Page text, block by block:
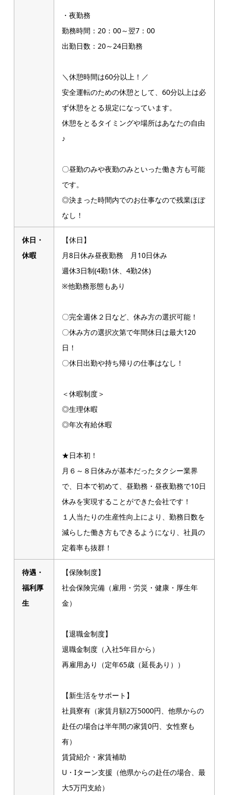
・夜勤務
勤務時間：20：00～翌7：00
出勤日数：20～24日勤務
＼休憩時間は60分以上！／
安全運転のための休憩として、60分以上は必
ず休憩をとる規定になっています。
休憩をとるタイミングや場所はあなたの自由
♪
〇昼勤のみや夜勤のみといった働き方も可能
です。
◎決まった時間内でのお仕事なので残業ほぼ
なし！
休日・
休暇
【休日】
月8日休み昼夜勤務 月10日休み
週休3日制(4勤1休、4勤2休)
※他勤務形態もあり
〇完全週休２日など、休み方の選択可能！
〇休み方の選択次第で年間休日は最大120
日！
〇休日出勤や持ち帰りの仕事はなし！
＜休暇制度＞
◎生理休暇
◎年次有給休暇
★日本初！
月６～８日休みが基本だったタクシー業界
で、日本で初めて、昼勤務・昼夜勤務で10日
休みを実現することができた会社です！
１人当たりの生産性向上により、勤務日数を
減らした働き方もできるようになり、社員の
定着率も抜群！
待遇・
福利厚
生
【保険制度】
社会保険完備（雇用・労災・健康・厚生年
金）
【退職金制度】
退職金制度（入社5年目から）
再雇用あり（定年65歳（延長あり））
【新生活をサポート】
社員寮有（家賃月額2万5000円、他県からの
赴任の場合は半年間の家賃0円、女性寮も
有）
賃貸紹介・家賃補助
U・Iターン支援（他県からの赴任の場合、最
大5万円支給）